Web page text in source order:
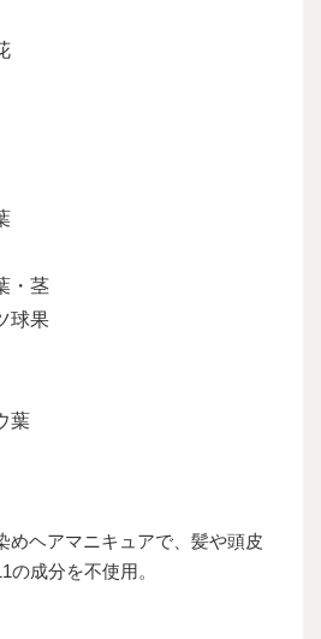
・茎
球果
葉
めヘアマニキュアで、髪や頭皮
の成分を不使用。